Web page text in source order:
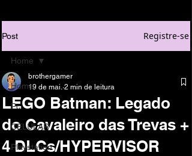
Post Registre-se
Home
Pc
CELULAR
Playstation
Home
LEGO Batman: Legado
do Cavaleiro das Trevas +
4 DLCs/HYPERVISOR
brothergamer
19 de mai. 2 min de leitura